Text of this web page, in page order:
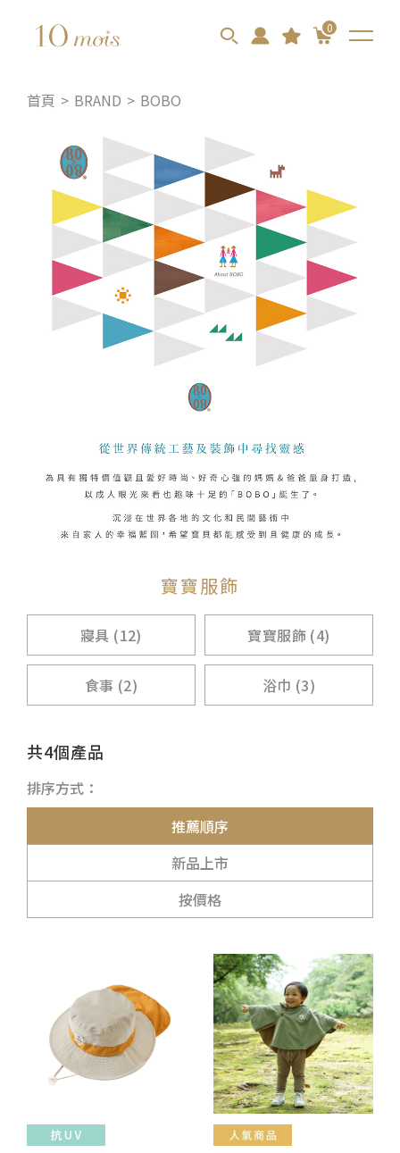
0
首頁 BRAND BOBO
寶寶服飾
寢具 (12) 寶寶服飾 (4)
食事 (2) 浴巾 (3)
共4個產品
排序方式：
推薦順序
新品上市
按價格